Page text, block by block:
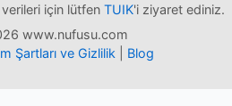
için lütfen TUIK'i ziyaret ediniz.
www.nufusu.com
Şartları ve Gizlilik Blog